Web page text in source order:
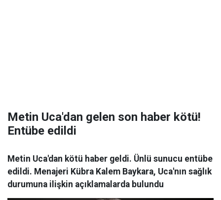
Metin Uca'dan gelen son haber kötü!
Entübe edildi
Metin Uca'dan kötü haber geldi. Ünlü sunucu entübe
edildi. Menajeri Kübra Kalem Baykara, Uca'nın sağlık
durumuna ilişkin açıklamalarda bulundu